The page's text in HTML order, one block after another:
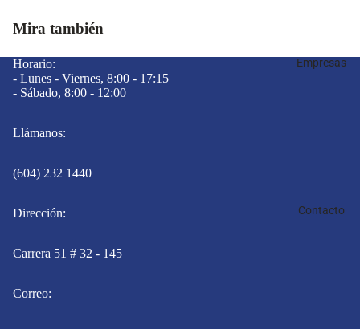
Empresas
Contacto
Mira también
Horario:
- Lunes - Viernes, 8:00 - 17:15
- Sábado, 8:00 - 12:00
Llámanos:
(604) 232 1440
Dirección:
Carrera 51 # 32 - 145
Correo: